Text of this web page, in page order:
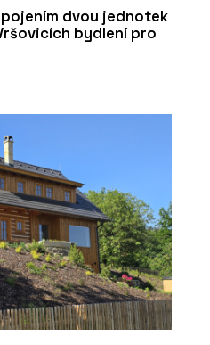
dvou jednotek
bydlení pro